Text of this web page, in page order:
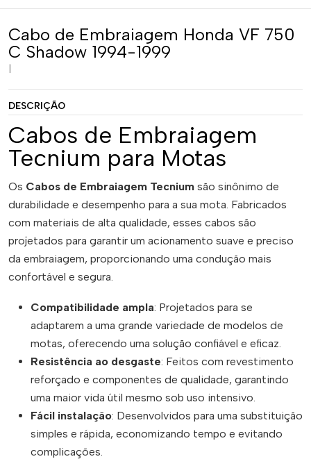
Cabo de Embraiagem Honda VF 750
C Shadow 1994-1999
DESCRIÇÃO
Cabos de Embraiagem
Tecnium para Motas
Os Cabos de Embraiagem Tecnium são sinônimo de
durabilidade e desempenho para a sua mota. Fabricados
com materiais de alta qualidade, esses cabos são
projetados para garantir um acionamento suave e preciso
da embraiagem, proporcionando uma condução mais
confortável e segura.
Compatibilidade ampla: Projetados para se
adaptarem a uma grande variedade de modelos de
motas, oferecendo uma solução confiável e eficaz.
Resistência ao desgaste: Feitos com revestimento
reforçado e componentes de qualidade, garantindo
uma maior vida útil mesmo sob uso intensivo.
Fácil instalação: Desenvolvidos para uma substituição
simples e rápida, economizando tempo e evitando
complicações.